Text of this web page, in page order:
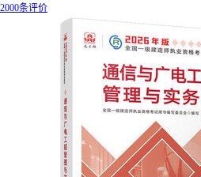
2000条评价